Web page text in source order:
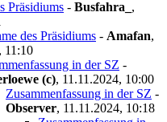
Präsidiums - Busfahra_ ,
des Präsidiums - Amafan,
11:10
in der SZ -
(c), 11.11.2024, 10:00
Zusammenfassung in der SZ -
Observer, 11.11.2024, 10:18